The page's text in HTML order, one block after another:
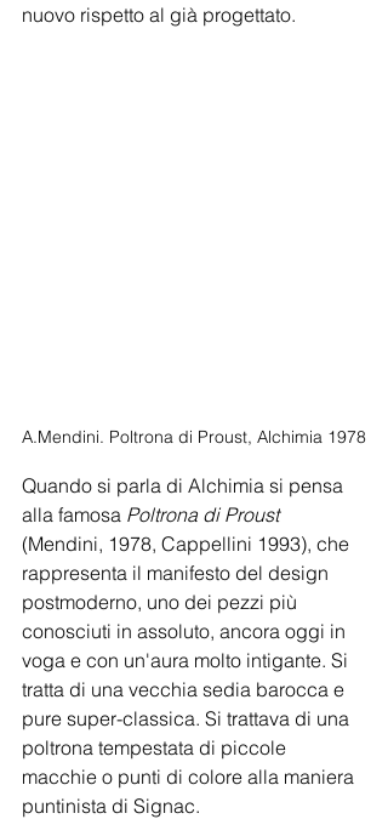
nuovo rispetto al già progettato.
A.Mendini. Poltrona di Proust, Alchimia 1978
Quando si parla di Alchimia si pensa
alla famosa Poltrona di Proust
(Mendini, 1978, Cappellini 1993), che
rappresenta il manifesto del design
postmoderno, uno dei pezzi più
conosciuti in assoluto, ancora oggi in
voga e con un'aura molto intigante. Si
tratta di una vecchia sedia barocca e
pure super-classica. Si trattava di una
poltrona tempestata di piccole
macchie o punti di colore alla maniera
puntinista di Signac.